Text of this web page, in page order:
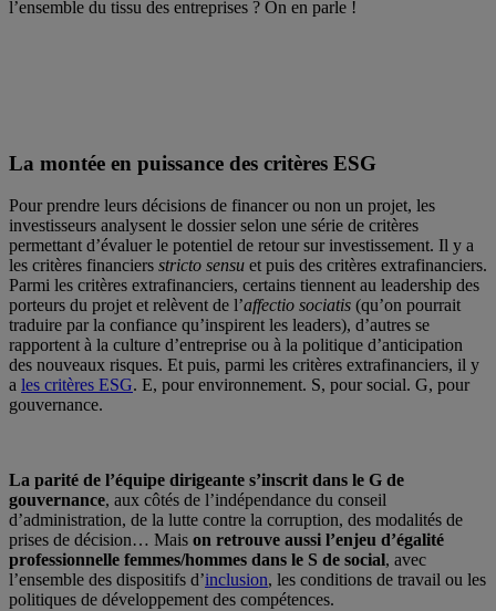
l’ensemble du tissu des entreprises ? On en parle !
La montée en puissance des critères ESG
Pour prendre leurs décisions de financer ou non un projet, les
investisseurs analysent le dossier selon une série de critères
permettant d’évaluer le potentiel de retour sur investissement. Il y a
les critères financiers stricto sensu et puis des critères extrafinanciers.
Parmi les critères extrafinanciers, certains tiennent au leadership des
porteurs du projet et relèvent de l’affectio sociatis (qu’on pourrait
traduire par la confiance qu’inspirent les leaders), d’autres se
rapportent à la culture d’entreprise ou à la politique d’anticipation
des nouveaux risques. Et puis, parmi les critères extrafinanciers, il y
a les critères ESG. E, pour environnement. S, pour social. G, pour
gouvernance.
La parité de l’équipe dirigeante s’inscrit dans le G de
gouvernance, aux côtés de l’indépendance du conseil
d’administration, de la lutte contre la corruption, des modalités de
prises de décision… Mais on retrouve aussi l’enjeu d’égalité
professionnelle femmes/hommes dans le S de social, avec
l’ensemble des dispositifs d’inclusion, les conditions de travail ou les
politiques de développement des compétences.